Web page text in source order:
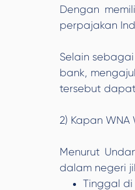
Dengan
perpajakan
Selain
bank,
tersebut
2) Kapan WNA
Menurut
dalam negeri
Tinggal di